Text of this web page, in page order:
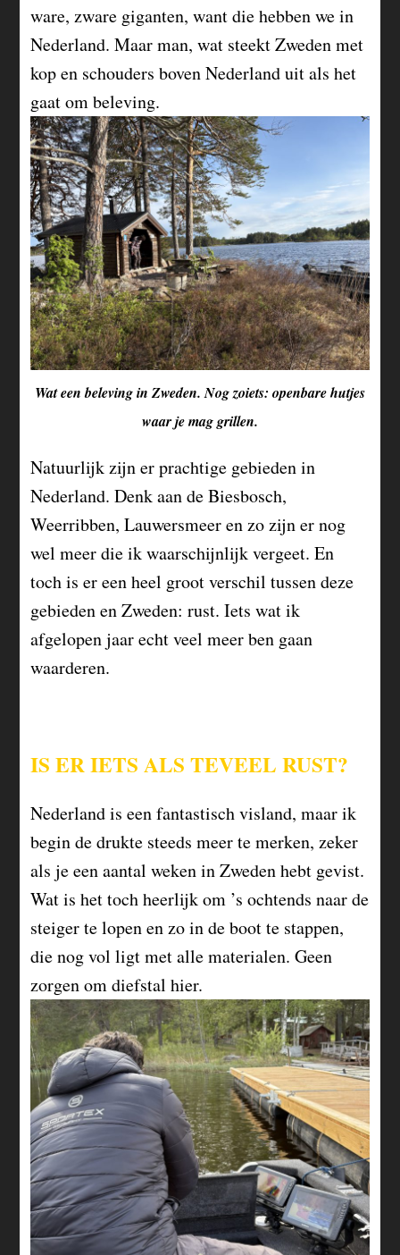
ware, zware giganten, want die hebben we in
Nederland. Maar man, wat steekt Zweden met
kop en schouders boven Nederland uit als het
gaat om beleving.
Wat een beleving in Zweden. Nog zoiets: openbare hutjes
waar je mag grillen.
Natuurlijk zijn er prachtige gebieden in
Nederland. Denk aan de Biesbosch,
Weerribben, Lauwersmeer en zo zijn er nog
wel meer die ik waarschijnlijk vergeet. En
toch is er een heel groot verschil tussen deze
gebieden en Zweden: rust. Iets wat ik
afgelopen jaar echt veel meer ben gaan
waarderen.
IS ER IETS ALS TEVEEL RUST?
Nederland is een fantastisch visland, maar ik
begin de drukte steeds meer te merken, zeker
als je een aantal weken in Zweden hebt gevist.
Wat is het toch heerlijk om ’s ochtends naar de
steiger te lopen en zo in de boot te stappen,
die nog vol ligt met alle materialen. Geen
zorgen om diefstal hier.